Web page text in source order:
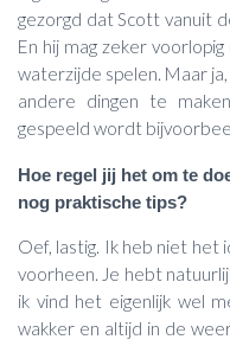
gezorgd dat Scott vanuit
En hij mag zeker
waterzijde spelen. Maar
andere dingen te
gespeeld wordt
Hoe regel jij het om te
nog praktische tips?
Oef, lastig. Ik heb niet het
voorheen. Je hebt
ik vind het eigenlijk wel
wakker en altijd in de